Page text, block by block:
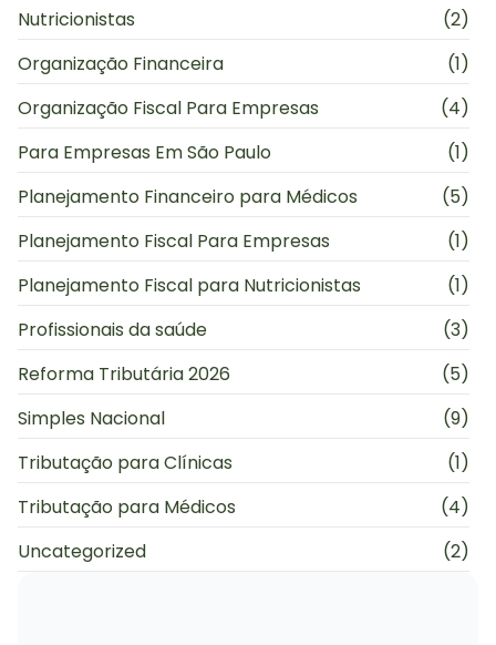
Nutricionistas
(2)
Organização Financeira
(1)
Organização Fiscal Para Empresas
(4)
Para Empresas Em São Paulo
(1)
Planejamento Financeiro para Médicos
(5)
Planejamento Fiscal Para Empresas
(1)
Planejamento Fiscal para Nutricionistas
(1)
Profissionais da saúde
(3)
Reforma Tributária 2026
(5)
Simples Nacional
(9)
Tributação para Clínicas
(1)
Tributação para Médicos
(4)
Uncategorized
(2)